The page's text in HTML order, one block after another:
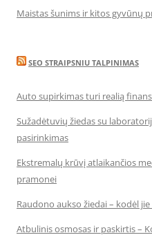
Maistas šunims ir kitos gyvūnų
SEO STRAIPSNIU TALPINIMAS
Auto supirkimas turi realią
Sužadėtuvių žiedas su
pasirinkimas
Ekstremalų krūvį atlaikančios
pramonei
Raudono aukso žiedai – kodėl
Atbulinis osmosas ir paskirtis –